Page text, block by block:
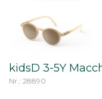
kidsD 3-5Y
Nr.: 28890